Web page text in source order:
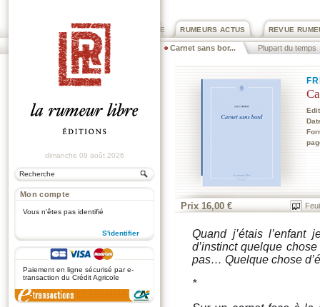
REVUE
RUMEURS ACTUS
PRIX ROGER DEXTRE
Carnet sans bor... Plupart du temps
dimanche 09 août 2026
Mon compte
Vous n'êtes pas identifié
S'identifier
Paiement en ligne sécurisé par e-
transaction du Crédit Agricole
Prix 16,00 €
Quand j’étais l’enfant
d’instinct quelque
pas… Quelque chose
*